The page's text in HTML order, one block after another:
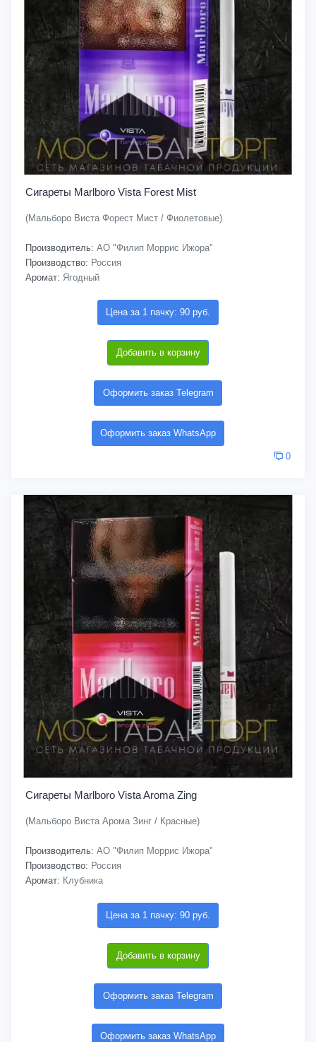
Сигареты Marlboro Vista Forest Mist
(Мальборо Виста Форест Мист / Фиолетовые)
Производитель: АО "Филип Моррис Ижора"
Производство: Россия
Аромат: Ягодный
Цена за 1 пачку: 90 руб.
Добавить в корзину
Оформить заказ Telegram
Оформить заказ WhatsApp
0
Сигареты Marlboro Vista Aroma Zing
(Мальборо Виста Арома Зинг / Красные)
Производитель: АО "Филип Моррис Ижора"
Производство: Россия
Аромат: Клубника
Цена за 1 пачку: 90 руб.
Добавить в корзину
Оформить заказ Telegram
Оформить заказ WhatsApp